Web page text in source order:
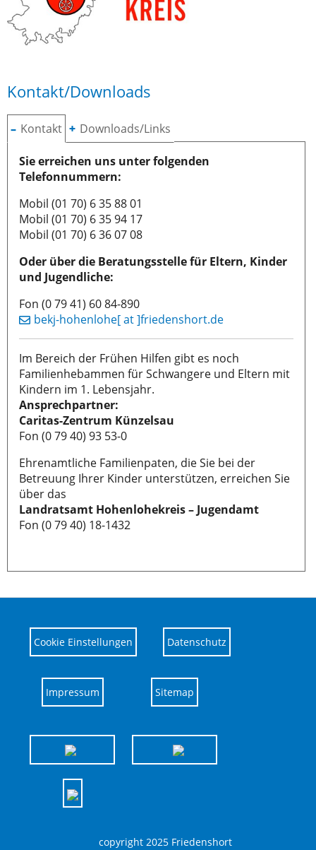
Kontakt/Downloads
Kontakt Downloads/Links
Sie erreichen uns unter folgenden
Telefonnummern:
Mobil (01 70) 6 35 88 01
Mobil (01 70) 6 35 94 17
Mobil (01 70) 6 36 07 08
Oder über die Beratungsstelle für Eltern, Kinder
und Jugendliche:
Fon (0 79 41) 60 84-890
bekj-hohenlohe[ at ]friedenshort.de
Im Bereich der Frühen Hilfen gibt es noch
Familienhebammen für Schwangere und Eltern mit
Kindern im 1. Lebensjahr.
Ansprechpartner:
Caritas-Zentrum Künzelsau
Fon (0 79 40) 93 53-0
Ehrenamtliche Familienpaten, die Sie bei der
Betreuung Ihrer Kinder unterstützen, erreichen Sie
über das
Landratsamt Hohenlohekreis – Jugendamt
Fon (0 79 40) 18-1432
Cookie Einstellungen Datenschutz
Impressum Sitemap
copyright 2025 Friedenshort